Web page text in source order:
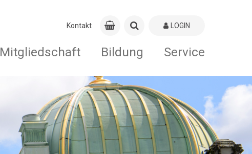
Kontakt LOGIN
Mitgliedschaft Bildung Service